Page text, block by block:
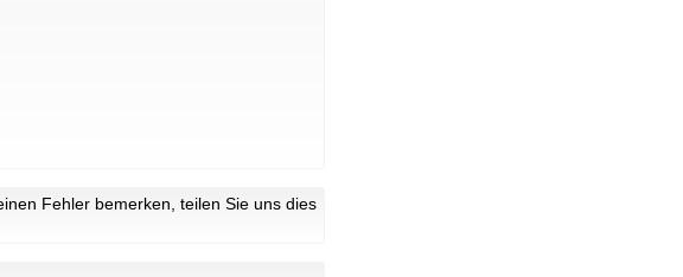
Fehler bemerken, teilen Sie uns dies